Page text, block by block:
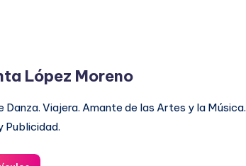
López Moreno
Danza. Viajera. Amante de las Artes y la Música.
Publicidad.